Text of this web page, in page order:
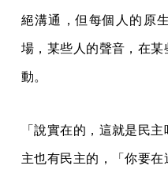
絕溝通，但每個人的原
場，某些人的聲音，在
動。
「說實在的，這就是民
主也有民主的，「你要在